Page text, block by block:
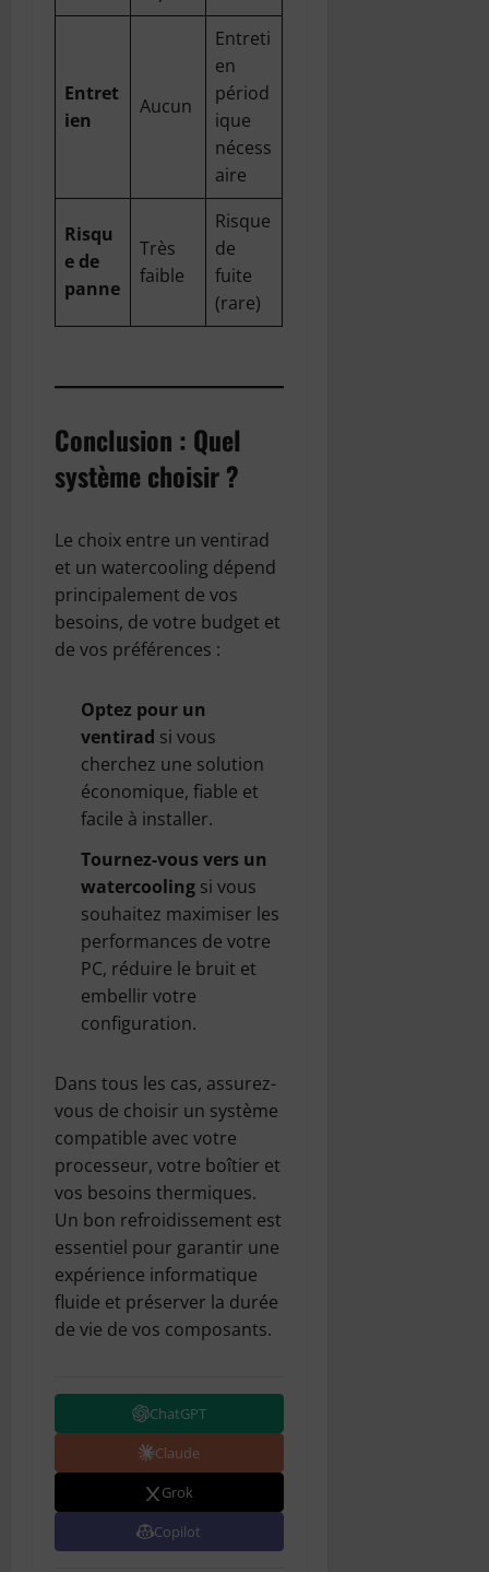
Entret
ien
Aucun
Entreti
en
périod
ique
nécess
aire
Risqu
e de
panne
Très
faible
Risque
de
fuite
(rare)
Conclusion : Quel
système choisir ?
Le choix entre un ventirad
et un watercooling dépend
principalement de vos
besoins, de votre budget et
de vos préférences :
Optez pour un
ventirad si vous
cherchez une solution
économique, fiable et
facile à installer.
Tournez-vous vers un
watercooling si vous
souhaitez maximiser les
performances de votre
PC, réduire le bruit et
embellir votre
configuration.
Dans tous les cas, assurez-
vous de choisir un système
compatible avec votre
processeur, votre boîtier et
vos besoins thermiques.
Un bon refroidissement est
essentiel pour garantir une
expérience informatique
fluide et préserver la durée
de vie de vos composants.
ChatGPT
Claude
Grok
Copilot